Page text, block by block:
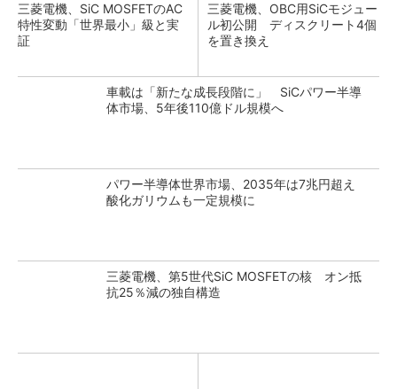
三菱電機、SiC MOSFETのAC
特性変動「世界最小」級と実
証
三菱電機、OBC用SiCモジュー
ル初公開 ディスクリート4個
を置き換え
車載は「新たな成長段階に」 SiCパワー半導
体市場、5年後110億ドル規模へ
パワー半導体世界市場、2035年は7兆円超え
酸化ガリウムも一定規模に
三菱電機、第5世代SiC MOSFETの核 オン抵
抗25％減の独自構造